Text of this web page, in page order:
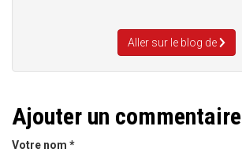
Aller sur le blog de
Ajouter un commentaire
Votre nom *